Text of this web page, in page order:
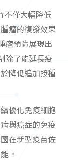
不僅大幅降低
瘤的復發效果
瘤預防展現出
除了能延長疫
降低追加接種
優化免疫細胞
與癌症的免疫
在新型疫苗佐
。